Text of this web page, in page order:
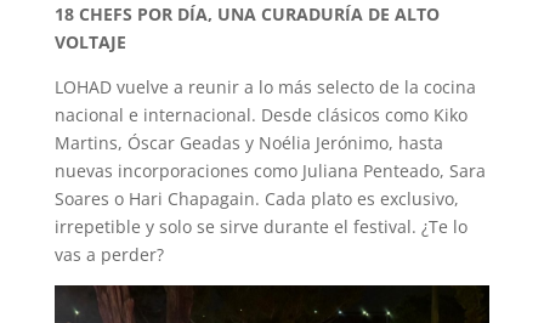
18 CHEFS POR DÍA, UNA CURADURÍA DE ALTO
VOLTAJE
LOHAD vuelve a reunir a lo más selecto de la cocina
nacional e internacional. Desde clásicos como Kiko
Martins, Óscar Geadas y Noélia Jerónimo, hasta
nuevas incorporaciones como Juliana Penteado, Sara
Soares o Hari Chapagain. Cada plato es exclusivo,
irrepetible y solo se sirve durante el festival. ¿Te lo
vas a perder?